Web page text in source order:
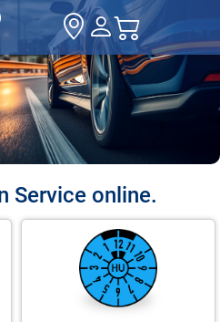
Service online.